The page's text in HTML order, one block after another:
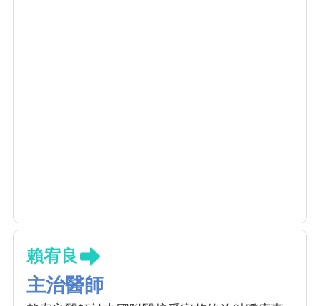
賴宥良
主治醫師